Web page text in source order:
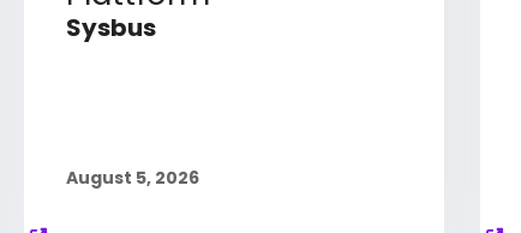
Sysbus
August 5, 2026